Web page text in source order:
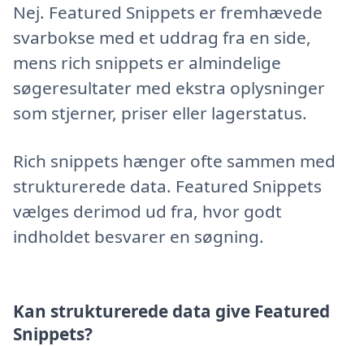
Nej. Featured Snippets er fremhævede
svarbokse med et uddrag fra en side,
mens rich snippets er almindelige
søgeresultater med ekstra oplysninger
som stjerner, priser eller lagerstatus.
Rich snippets hænger ofte sammen med
strukturerede data. Featured Snippets
vælges derimod ud fra, hvor godt
indholdet besvarer en søgning.
Kan strukturerede data give Featured
Snippets?